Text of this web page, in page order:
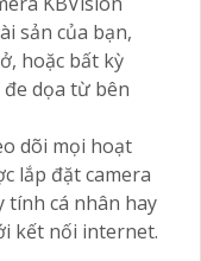
sản của bạn,
hoặc bất kỳ
dọa từ bên
dõi mọi hoạt
lắp đặt camera
tính cá nhân hay
kết nối internet.